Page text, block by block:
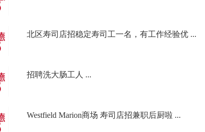
北区寿司店招稳定寿司工一名，有工作经验优 ...
招聘洗大肠工人 ...
Westfield Marion商场 寿司店招兼职后厨啦 ...